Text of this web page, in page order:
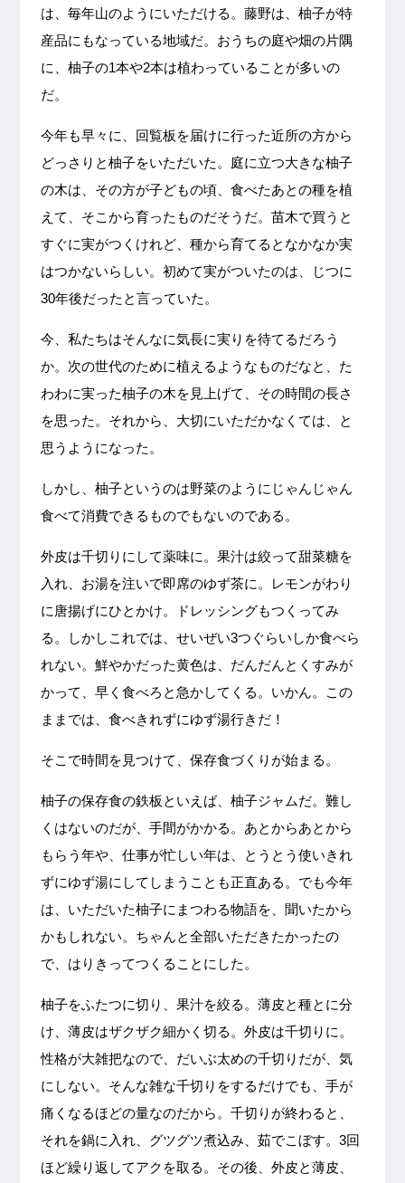
は、毎年山のようにいただける。藤野は、柚子が特
産品にもなっている地域だ。おうちの庭や畑の片隅
に、柚子の1本や2本は植わっていることが多いの
だ。
今年も早々に、回覧板を届けに行った近所の方から
どっさりと柚子をいただいた。庭に立つ大きな柚子
の木は、その方が子どもの頃、食べたあとの種を植
えて、そこから育ったものだそうだ。苗木で買うと
すぐに実がつくけれど、種から育てるとなかなか実
はつかないらしい。初めて実がついたのは、じつに
30年後だったと言っていた。
今、私たちはそんなに気長に実りを待てるだろう
か。次の世代のために植えるようなものだなと、た
わわに実った柚子の木を見上げて、その時間の長さ
を思った。それから、大切にいただかなくては、と
思うようになった。
しかし、柚子というのは野菜のようにじゃんじゃん
食べて消費できるものでもないのである。
外皮は千切りにして薬味に。果汁は絞って甜菜糖を
入れ、お湯を注いで即席のゆず茶に。レモンがわり
に唐揚げにひとかけ。ドレッシングもつくってみ
る。しかしこれでは、せいぜい3つぐらいしか食べら
れない。鮮やかだった黄色は、だんだんとくすみが
かって、早く食べろと急かしてくる。いかん。この
ままでは、食べきれずにゆず湯行きだ！
そこで時間を見つけて、保存食づくりが始まる。
柚子の保存食の鉄板といえば、柚子ジャムだ。難し
くはないのだが、手間がかかる。あとからあとから
もらう年や、仕事が忙しい年は、とうとう使いきれ
ずにゆず湯にしてしまうことも正直ある。でも今年
は、いただいた柚子にまつわる物語を、聞いたから
かもしれない。ちゃんと全部いただきたかったの
で、はりきってつくることにした。
柚子をふたつに切り、果汁を絞る。薄皮と種とに分
け、薄皮はザクザク細かく切る。外皮は千切りに。
性格が大雑把なので、だいぶ太めの千切りだが、気
にしない。そんな雑な千切りをするだけでも、手が
痛くなるほどの量なのだから。千切りが終わると、
それを鍋に入れ、グツグツ煮込み、茹でこぼす。3回
ほど繰り返してアクを取る。その後、外皮と薄皮、